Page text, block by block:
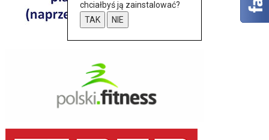
chciałbyś ją zainstalować?
TAK
NIE